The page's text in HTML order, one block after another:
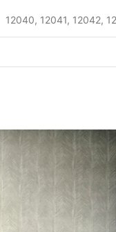
12040, 12041, 12042,